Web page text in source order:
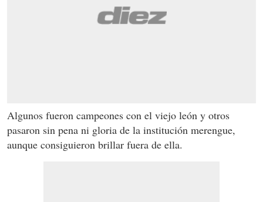
Algunos fueron campeones con el viejo león y otros
pasaron sin pena ni gloria de la institución merengue,
aunque consiguieron brillar fuera de ella.